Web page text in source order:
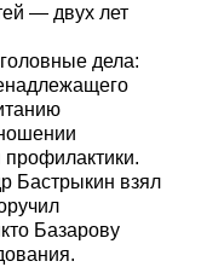
— двух лет
дела:
Бастрыкин взял
Базарову